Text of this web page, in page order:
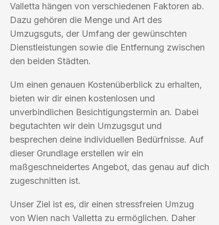
Valletta hängen von verschiedenen Faktoren ab.
Dazu gehören die Menge und Art des
Umzugsguts, der Umfang der gewünschten
Dienstleistungen sowie die Entfernung zwischen
den beiden Städten.
Um einen genauen Kostenüberblick zu erhalten,
bieten wir dir einen kostenlosen und
unverbindlichen Besichtigungstermin an. Dabei
begutachten wir dein Umzugsgut und
besprechen deine individuellen Bedürfnisse. Auf
dieser Grundlage erstellen wir ein
maßgeschneidertes Angebot, das genau auf dich
zugeschnitten ist.
Unser Ziel ist es, dir einen stressfreien Umzug
von Wien nach Valletta zu ermöglichen. Daher